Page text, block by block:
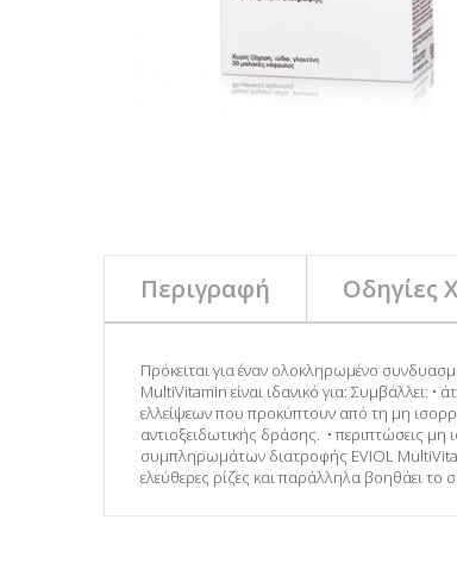
Περιγραφή Οδηγίες
Πρόκειται για έναν ολοκληρωμένο
MultiVitamin είναι ιδανικό για: Συμβάλλει:
ελλείψεων που προκύπτουν από τη μη
αντιοξειδωτικής δράσης. • περιπτώσεις μη
συμπληρωμάτων διατροφής EVIOL
ελεύθερες ρίζες και παράλληλα βοηθάει το